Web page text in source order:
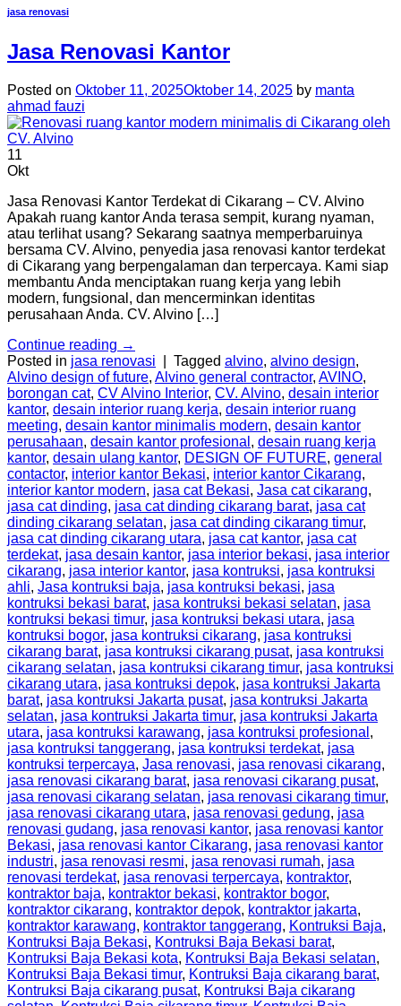
jasa renovasi
Jasa Renovasi Kantor
Posted on Oktober 11, 2025Oktober 14, 2025 by manta
ahmad fauzi
11
Okt
Jasa Renovasi Kantor Terdekat di Cikarang – CV. Alvino
Apakah ruang kantor Anda terasa sempit, kurang nyaman,
atau terlihat usang? Sekarang saatnya memperbaruinya
bersama CV. Alvino, penyedia jasa renovasi kantor terdekat
di Cikarang yang berpengalaman dan terpercaya. Kami siap
membantu Anda menciptakan ruang kerja yang lebih
modern, fungsional, dan mencerminkan identitas
perusahaan Anda. CV. Alvino […]
Continue reading →
Posted in jasa renovasi Tagged alvino, alvino design,
Alvino design of future, Alvino general contractor, AVINO,
borongan cat, CV Alvino Interior, CV. Alvino, desain interior
kantor, desain interior ruang kerja, desain interior ruang
meeting, desain kantor minimalis modern, desain kantor
perusahaan, desain kantor profesional , desain ruang kerja
kantor, desain ulang kantor, DESIGN OF FUTURE, general
contactor, interior kantor Bekasi, interior kantor Cikarang,
interior kantor modern, jasa cat Bekasi, Jasa cat cikarang,
jasa cat dinding, jasa cat dinding cikarang barat, jasa cat
dinding cikarang selatan, jasa cat dinding cikarang timur,
jasa cat dinding cikarang utara, jasa cat kantor, jasa cat
terdekat, jasa desain kantor, jasa interior bekasi, jasa interior
cikarang, jasa interior kantor, jasa kontruksi, jasa kontruksi
ahli, Jasa kontruksi baja, jasa kontruksi bekasi, jasa
kontruksi bekasi barat, jasa kontruksi bekasi selatan, jasa
kontruksi bekasi timur, jasa kontruksi bekasi utara, jasa
kontruksi bogor, jasa kontruksi cikarang, jasa kontruksi
cikarang barat, jasa kontruksi cikarang pusat, jasa kontruksi
cikarang selatan, jasa kontruksi cikarang timur, jasa kontruksi
cikarang utara, jasa kontruksi depok, jasa kontruksi Jakarta
barat, jasa kontruksi Jakarta pusat, jasa kontruksi Jakarta
selatan, jasa kontruksi Jakarta timur, jasa kontruksi Jakarta
utara, jasa kontruksi karawang, jasa kontruksi profesional ,
jasa kontruksi tanggerang, jasa kontruksi terdekat, jasa
kontruksi terpercaya, Jasa renovasi, jasa renovasi cikarang,
jasa renovasi cikarang barat, jasa renovasi cikarang pusat,
jasa renovasi cikarang selatan, jasa renovasi cikarang timur,
jasa renovasi cikarang utara, jasa renovasi gedung, jasa
renovasi gudang, jasa renovasi kantor, jasa renovasi kantor
Bekasi, jasa renovasi kantor Cikarang, jasa renovasi kantor
industri, jasa renovasi resmi, jasa renovasi rumah, jasa
renovasi terdekat, jasa renovasi terpercaya, kontraktor,
kontraktor baja, kontraktor bekasi, kontraktor bogor,
kontraktor cikarang, kontraktor depok, kontraktor jakarta,
kontraktor karawang, kontraktor tanggerang, Kontruksi Baja,
Kontruksi Baja Bekasi, Kontruksi Baja Bekasi barat,
Kontruksi Baja Bekasi kota, Kontruksi Baja Bekasi selatan,
Kontruksi Baja Bekasi timur, Kontruksi Baja cikarang barat,
Kontruksi Baja cikarang pusat, Kontruksi Baja cikarang